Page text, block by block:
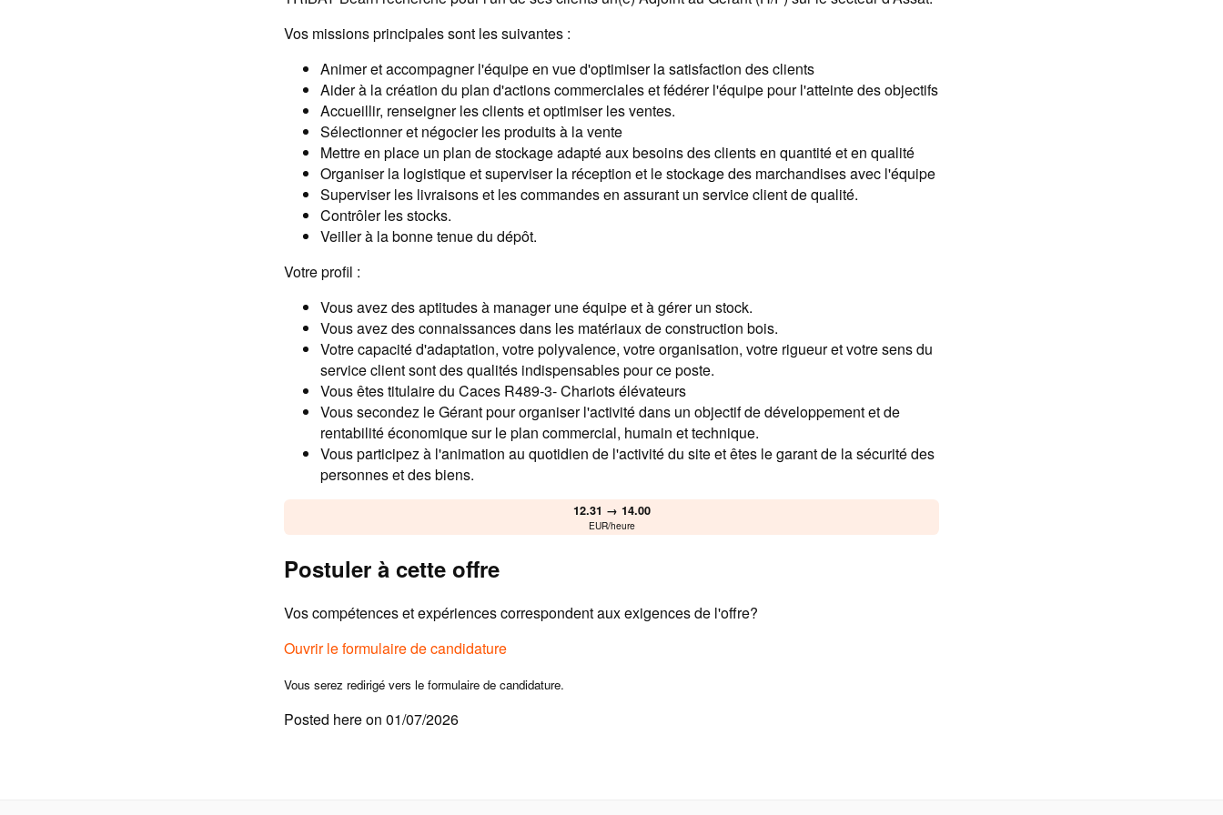
Vos missions principales sont les suivantes :
Animer et accompagner l'équipe en vue d'optimiser la satisfaction des clients
Aider à la création du plan d'actions commerciales et fédérer l'équipe pour l'atteinte des objectifs
Accueillir, renseigner les clients et optimiser les ventes.
Sélectionner et négocier les produits à la vente
Mettre en place un plan de stockage adapté aux besoins des clients en quantité et en qualité
Organiser la logistique et superviser la réception et le stockage des marchandises avec l'équipe
Superviser les livraisons et les commandes en assurant un service client de qualité.
Contrôler les stocks.
Veiller à la bonne tenue du dépôt.
Votre profil :
Vous avez des aptitudes à manager une équipe et à gérer un stock.
Vous avez des connaissances dans les matériaux de construction bois.
Votre capacité d'adaptation, votre polyvalence, votre organisation, votre rigueur et votre sens du
service client sont des qualités indispensables pour ce poste.
Vous êtes titulaire du Caces R489-3- Chariots élévateurs
Vous secondez le Gérant pour organiser l'activité dans un objectif de développement et de
rentabilité économique sur le plan commercial, humain et technique.
Vous participez à l'animation au quotidien de l'activité du site et êtes le garant de la sécurité des
personnes et des biens.
12.31 → 14.00
EUR/heure
Postuler à cette offre
Vos compétences et expériences correspondent aux exigences de l'offre?
Ouvrir le formulaire de candidature
Vous serez redirigé vers le formulaire de candidature.
Posted here on 01/07/2026